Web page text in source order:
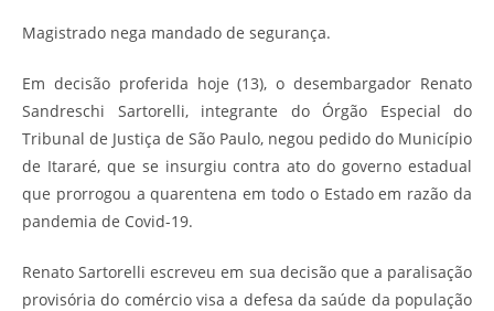
Magistrado nega mandado de segurança.
Em decisão proferida hoje (13), o desembargador Renato
Sandreschi Sartorelli, integrante do Órgão Especial do
Tribunal de Justiça de São Paulo, negou pedido do Município
de Itararé, que se insurgiu contra ato do governo estadual
que prorrogou a quarentena em todo o Estado em razão da
pandemia de Covid-19.
Renato Sartorelli escreveu em sua decisão que a paralisação
provisória do comércio visa a defesa da saúde da população